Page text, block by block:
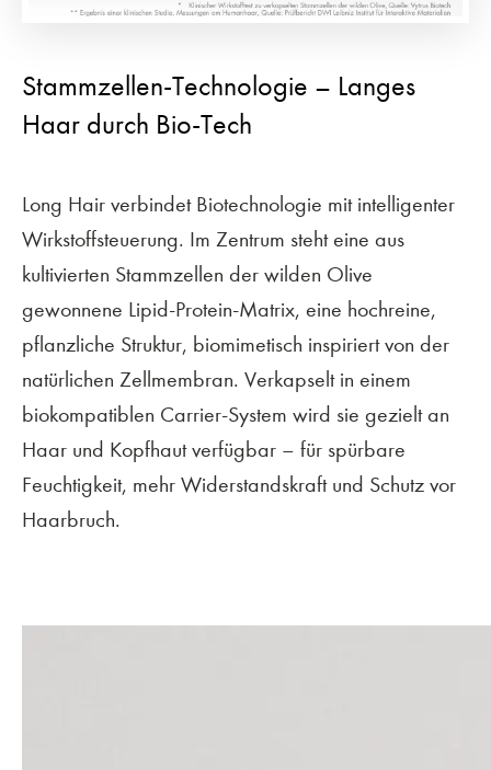
Stammzellen-Technologie – Langes
Haar durch Bio-Tech
Long Hair verbindet Biotechnologie mit intelligenter
Wirkstoffsteuerung. Im Zentrum steht eine aus
kultivierten Stammzellen der wilden Olive
gewonnene Lipid-Protein-Matrix, eine hochreine,
pflanzliche Struktur, biomimetisch inspiriert von der
natürlichen Zellmembran. Verkapselt in einem
biokompatiblen Carrier-System wird sie gezielt an
Haar und Kopfhaut verfügbar – für spürbare
Feuchtigkeit, mehr Widerstandskraft und Schutz vor
Haarbruch.